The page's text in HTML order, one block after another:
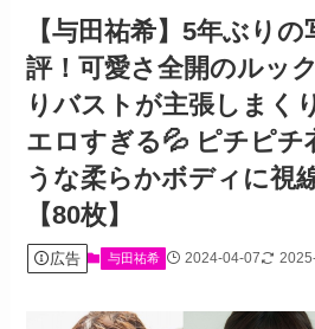
【与田祐希】5年ぶり
評！可愛さ全開のルッ
りバストが主張しまく
エロすぎる💦 ピチピチ
うな柔らかボディに視
【80枚】
広告 与田祐希 2024-04-07